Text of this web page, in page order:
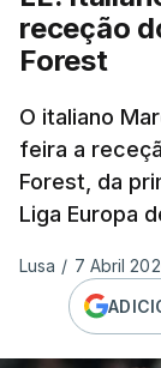
receção
Forest
O italiano
feira a
Forest, da
Liga Europa
Lusa / 7 Abril